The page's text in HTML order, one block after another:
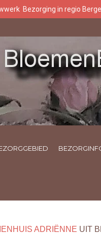
Bezorging in regio
ADRIËNNE UIT